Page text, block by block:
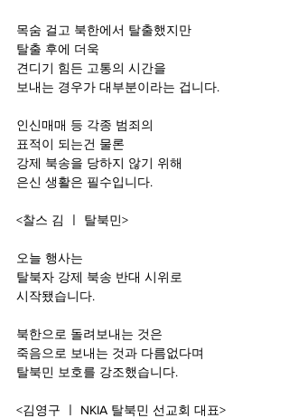
목숨 걸고 북한에서 탈출했지만
탈출 후에 더욱
견디기 힘든 고통의 시간을
보내는 경우가 대부분이라는 겁니다.
인신매매 등 각종 범죄의
표적이 되는건 물론
강제 북송을 당하지 않기 위해
은신 생활은 필수입니다.
<찰스 김 ㅣ 탈북민>
오늘 행사는
탈북자 강제 북송 반대 시위로
시작됐습니다.
북한으로 돌려보내는 것은
죽음으로 보내는 것과 다름없다며
탈북민 보호를 강조했습니다.
<김영구 ㅣ NKIA 탈북민 선교회 대표>